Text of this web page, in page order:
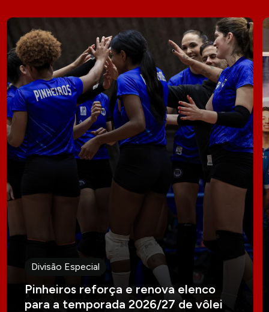
Divisão Especial
Pinheiros reforça e renova elenco
para a temporada 2026/27 de vôlei